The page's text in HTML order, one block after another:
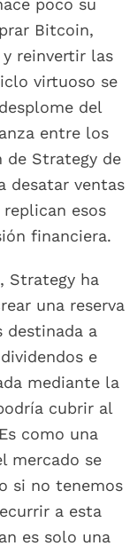
poco su
Bitcoin,
reinvertir las
virtuoso se
del
entre los
de Strategy de
desatar ventas
replican esos
financiera.
Strategy ha
una reserva
destinada a
e
mediante la
cubrir al
como una
mercado se
si no tenemos
a esta
es solo una